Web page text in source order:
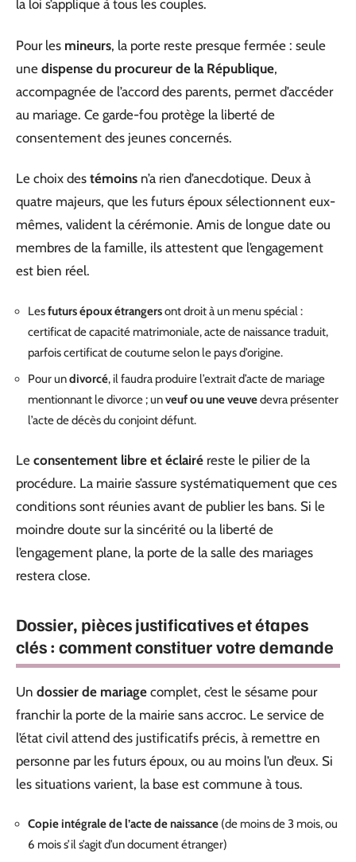
la loi s’applique à tous les couples.
Pour les mineurs, la porte reste presque fermée : seule
une dispense du procureur de la République,
accompagnée de l’accord des parents, permet d’accéder
au mariage. Ce garde-fou protège la liberté de
consentement des jeunes concernés.
Le choix des témoins n’a rien d’anecdotique. Deux à
quatre majeurs, que les futurs époux sélectionnent eux-
mêmes, valident la cérémonie. Amis de longue date ou
membres de la famille, ils attestent que l’engagement
est bien réel.
Lesfuturs époux étrangersont droit à un menu spécial :
certificat de capacité matrimoniale, acte de naissance traduit,
parfois certificat de coutume selon le pays d’origine.
Pour undivorcé, il faudra produire l’extrait d’acte de mariage
mentionnant le divorce ; unveuf ou une veuvedevra présenter
l’acte de décès du conjoint défunt.
Le consentement libre et éclairé reste le pilier de la
procédure. La mairie s’assure systématiquement que ces
conditions sont réunies avant de publier les bans. Si le
moindre doute sur la sincérité ou la liberté de
l’engagement plane, la porte de la salle des mariages
restera close.
Dossier, pièces justificatives et étapes
clés : comment constituer votre demande
Un dossier de mariage complet, c’est le sésame pour
franchir la porte de la mairie sans accroc. Le service de
l’état civil attend des justificatifs précis, à remettre en
personne par les futurs époux, ou au moins l’un d’eux. Si
les situations varient, la base est commune à tous.
Copie intégrale de l’acte de naissance (de moins de 3 mois, ou
6 mois s’il s’agit d’un document étranger)